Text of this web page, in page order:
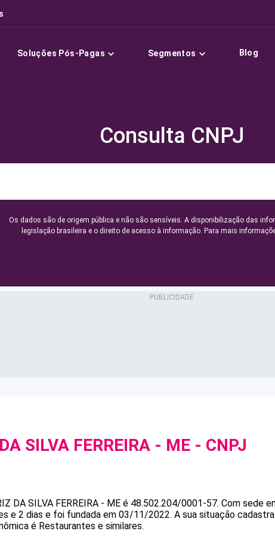
Soluções Pós-Pagas Segmentos Blog
Consulta CNPJ
Os dados são de origem pública e não são sensíveis. A disponibilização das
legislação brasileira e o direito de acesso à informação. Para mais
SILVA FERREIRA - ME - CNPJ
DA SILVA FERREIRA - ME é 48.502.204/0001-57. Com sede
e 2 dias e foi fundada em 03/11/2022. A sua situação
é Restaurantes e similares.